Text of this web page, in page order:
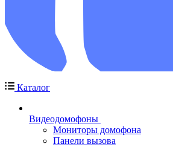
Каталог
Видеодомофоны
Мониторы домофона
Панели вызова